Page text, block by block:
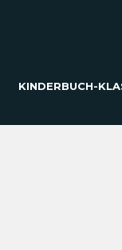
KINDERBUCH-